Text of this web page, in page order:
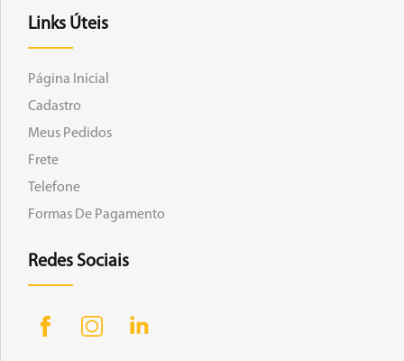
Links Úteis
Página Inicial
Cadastro
Meus Pedidos
Frete
Telefone
Formas De Pagamento
Redes Sociais